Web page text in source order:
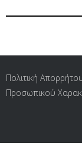
Πολιτική
Προσωπικού